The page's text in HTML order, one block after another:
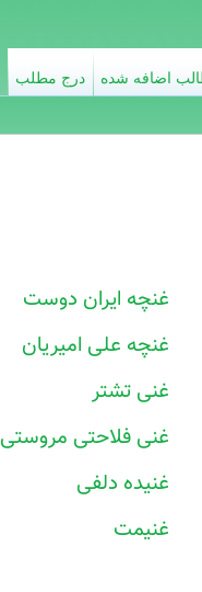
غنچه ایران دوست
غنچه علی امیریان
غنی تشتر
غنی فلاحتی مروستی
غنیده دلفی
غنیمت
درج مطلب اضافه شده